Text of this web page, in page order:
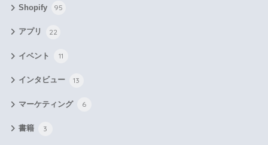
Shopify 95
アプリ 22
イベント 11
インタビュー 13
マーケティング 6
書籍 3